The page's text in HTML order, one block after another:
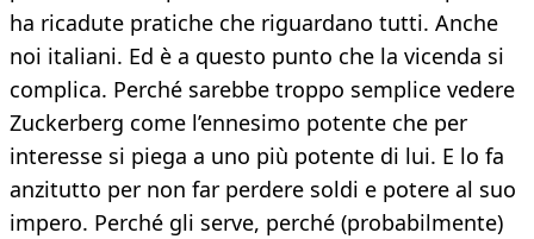
ha ricadute pratiche che riguardano tutti. Anche
noi italiani. Ed è a questo punto che la vicenda si
complica. Perché sarebbe troppo semplice vedere
Zuckerberg come l’ennesimo potente che per
interesse si piega a uno più potente di lui. E lo fa
anzitutto per non far perdere soldi e potere al suo
impero. Perché gli serve, perché (probabilmente)